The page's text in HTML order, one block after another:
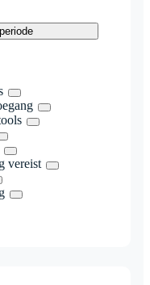
vereist